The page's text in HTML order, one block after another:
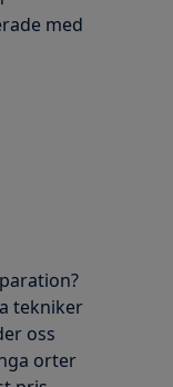
med
tekniker
oss
orter